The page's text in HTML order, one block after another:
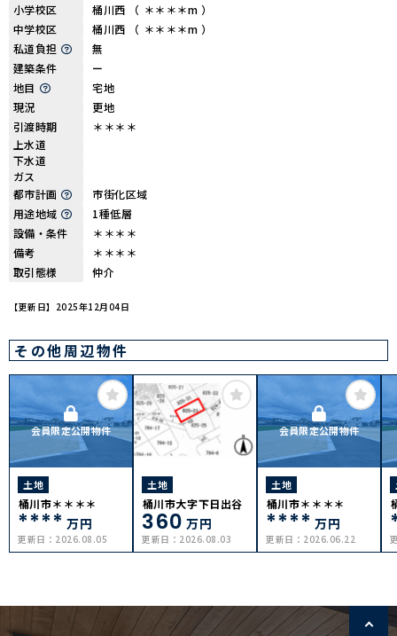
小学校区
桶川西 （ ＊＊＊＊m ）
中学校区
桶川西 （ ＊＊＊＊m ）
私道負担
無
建築条件
ー
地目
宅地
現況
更地
引渡時期
＊＊＊＊
上水道
下水道
ガス
都市計画
市街化区域
用途地域
1種低層
設備・条件
＊＊＊＊
備考
＊＊＊＊
取引態様
仲介
【更新日】2025年12月04日
その他周辺物件
会員限定公開物件
土地
桶川市＊＊＊＊
**** 万円
更新日： 2026.08.05
土地
桶川市大字下日出谷
360 万円
更新日： 2026.08.03
会員限定公開物件
土地
桶川市＊＊＊＊
**** 万円
更新日： 2026.06.22